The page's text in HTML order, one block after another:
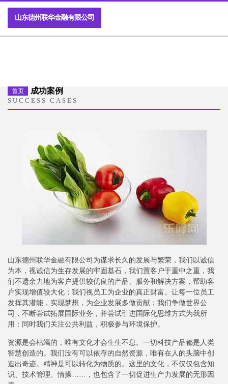
山东德州联华金融有限公司
首页 成功案例
SUCCESS CASES
山东德州联华金融有限公司为谋求长久的发展与繁荣，我们以诚信
为本，视诚信为生存发展的牢固基石，我们置客户于重中之重，我
们不遗余力地为客户提供较优良的产品、服务和解决方案，帮助客
户实现增值较大化；我们视员工为企业的真正财富。让每一位员工
发挥其潜能，实现梦想，为企业发展多做贡献；我们争做世界公
司，不断尝试拓展国际业务，并尝试引进国际化思维方式为我所
用：同时我们关注公共利益，积极参与环境保护。
资源是会枯竭的，唯有文化才会生生不息。一切科技产品都是人类
智慧创造的。我们没有可以依存的自然资源，唯有在人的头脑中创
造出奇迹。精神是可以转化为物质的。这里的文化，不仅仅包含知
识、技术管理、情操……，也包含了一切促进生产力发展的无形因